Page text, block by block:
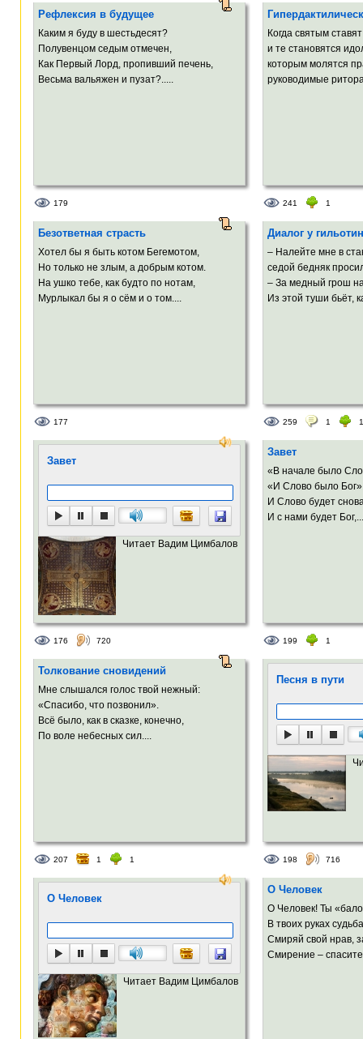
Рефлексия в будущее
Каким я буду в шестьдесят?
Полувенцом седым отмечен,
Как Первый Лорд, пропивший печень,
Весьма вальяжен и пузат?.....
179
Когда святым
и те становятся
которым молятся
руководимые
241 1
Безответная страсть
Хотел бы я быть котом Бегемотом,
Но только не злым, а добрым котом.
На ушко тебе, как будто по нотам,
Мурлыкал бы я о сём и о том....
177
Диалог у
– Налейте мне в
седой бедняк
– За медный грош
Из этой туши бьёт,
259 1 1
Завет
Читает Вадим Цимбалов
176 720
Завет
«В начале было
«И Слово было
И Слово будет
И с нами будет Бог,...
199 1
Толкование сновидений
Мне слышался голос твой нежный:
«Спасибо, что позвонил».
Всё было, как в сказке, конечно,
По воле небесных сил....
207 1 1
Песня в пути
198 716
О Человек
Читает Вадим Цимбалов
О Человек
О Человек! Ты
В твоих руках
Смиряй свой нрав,
Смирение –